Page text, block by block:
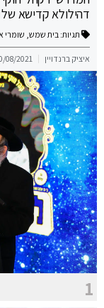
דהילולא קדישא של
תגיות: בית שמש, שומרי
איציק ברנדויין 08/2021
1